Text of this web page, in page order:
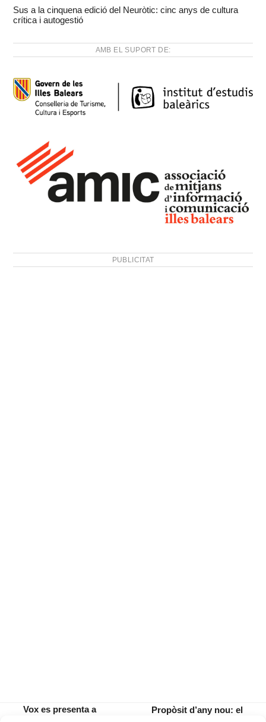
Sus a la cinquena edició del Neuròtic: cinc anys de cultura
crítica i autogestió
AMB EL SUPORT DE:
PUBLICITAT
Vox es presenta a
Propòsit d’any nou: el